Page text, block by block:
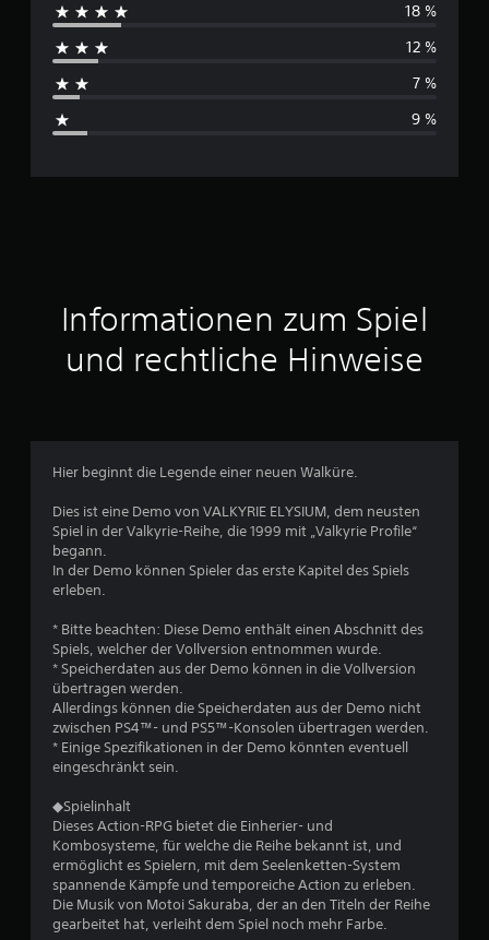
c
h
s
h
t
t
i
h
e
w
e
r
u
n
g
18 %
12 %
7 %
9 %
Informationen zum Spiel
und rechtliche Hinweise
Hier beginnt die Legende einer neuen Walküre.
Dies ist eine Demo von VALKYRIE ELYSIUM, dem neusten
Spiel in der Valkyrie-Reihe, die 1999 mit „Valkyrie Profile“
begann.
In der Demo können Spieler das erste Kapitel des Spiels
erleben.
* Bitte beachten: Diese Demo enthält einen Abschnitt des
Spiels, welcher der Vollversion entnommen wurde.
* Speicherdaten aus der Demo können in die Vollversion
übertragen werden.
Allerdings können die Speicherdaten aus der Demo nicht
zwischen PS4™- und PS5™-Konsolen übertragen werden.
* Einige Spezifikationen in der Demo könnten eventuell
eingeschränkt sein.
◆Spielinhalt
Dieses Action-RPG bietet die Einherier- und
Kombosysteme, für welche die Reihe bekannt ist, und
ermöglicht es Spielern, mit dem Seelenketten-System
spannende Kämpfe und temporeiche Action zu erleben.
Die Musik von Motoi Sakuraba, der an den Titeln der Reihe
gearbeitet hat, verleiht dem Spiel noch mehr Farbe.